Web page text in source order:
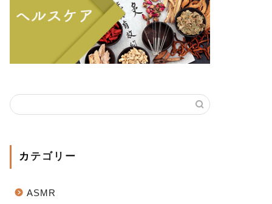
カテゴリー
ASMR